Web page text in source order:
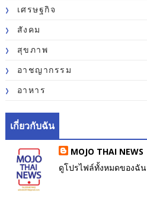
เศรษฐกิจ
สังคม
สุขภาพ
อาชญากรรม
อาหาร
เกี่ยวกับฉัน
MOJO THAI NEWS
ดูโปรไฟล์ทั้งหมดของฉัน